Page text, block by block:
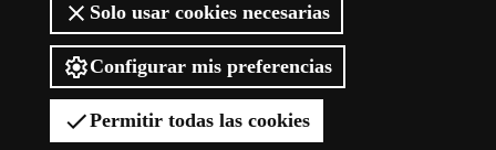
Solo usar cookies necesarias
Configurar mis preferencias
Permitir todas las cookies